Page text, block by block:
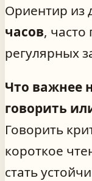
Ориентир из
часов,
регулярных
Что важнее
говорить
Говорить
короткое
стать